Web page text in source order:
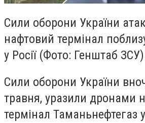
Сили оборони України
нафтовий термінал
у Росії (Фото: Генштаб ЗСУ)
Сили оборони України
травня, уразили дронами
термінал Таманьнефтегаз